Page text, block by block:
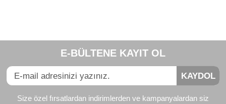
Yorum Yaz
Görüş ve önerileriniz için teşekkür ederiz.
E-BÜLTENE KAYIT OL
KAYDOL
Size özel fırsatlardan indirimlerden ve kampanyalardan siz